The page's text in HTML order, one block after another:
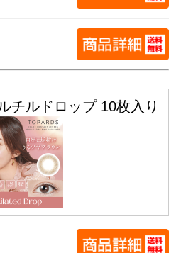
チルドロップ 10枚入り